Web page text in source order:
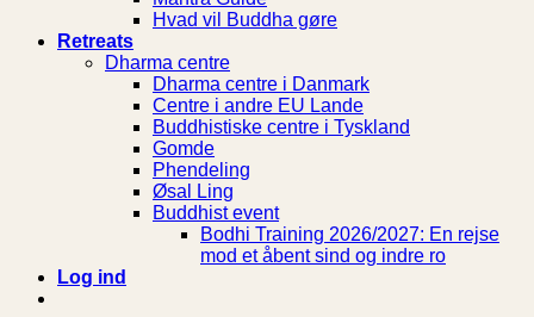
Hvad vil Buddha gøre
Retreats
Dharma centre
Dharma centre i Danmark
Centre i andre EU Lande
Buddhistiske centre i Tyskland
Gomde
Phendeling
Øsal Ling
Buddhist event
Bodhi Training 2026/2027: En rejse
mod et åbent sind og indre ro
Log ind